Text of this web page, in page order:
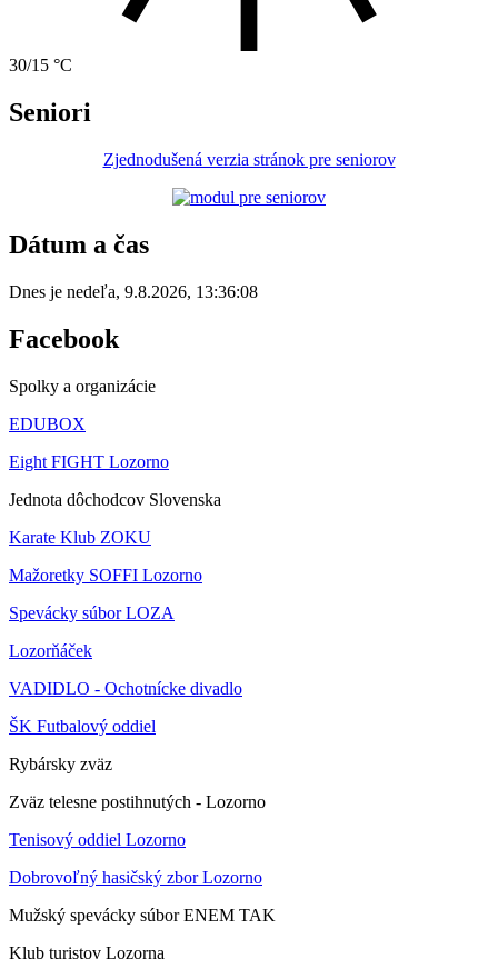
30/15 °C
Seniori
Zjednodušená verzia stránok pre seniorov
Dátum a čas
Dnes je nedeľa, 9.8.2026, 13:36:08
Facebook
Spolky a organizácie
EDUBOX
Eight FIGHT Lozorno
Jednota dôchodcov Slovenska
Karate Klub ZOKU
Mažoretky SOFFI Lozorno
Spevácky súbor LOZA
Lozorňáček
VADIDLO - Ochotnícke divadlo
ŠK Futbalový oddiel
Rybársky zväz
Zväz telesne postihnutých - Lozorno
Tenisový oddiel Lozorno
Dobrovoľný hasičský zbor Lozorno
Mužský spevácky súbor ENEM TAK
Klub turistov Lozorna